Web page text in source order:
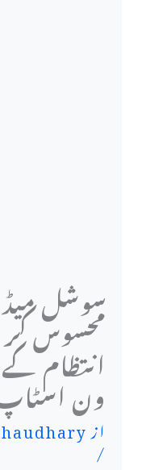
سوشل
محسوس
انتظام
ون
از
/